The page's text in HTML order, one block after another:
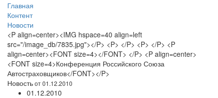
Главная
Контент
Новости
<P align=center><IMG hspace=40 align=left
src="/image_db/7835.jpg"></P> <P> </P> <P> </P> <P
align=center><FONT size=4></FONT> </P> <P align=center>
<FONT size=4>Конференция Российского Союза
Автостраховщиков</FONT></P>
Новостьот 01.12.2010
01.12.2010